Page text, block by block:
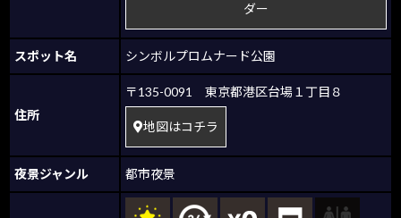
ダー
スポット名 シンボルプロムナード公園
住所
〒135-0091 東京都港区台場１丁目８
地図はコチラ
夜景ジャンル 都市夜景